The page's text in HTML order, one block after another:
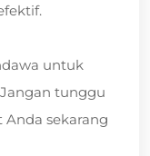
untuk
tunggu
sekarang